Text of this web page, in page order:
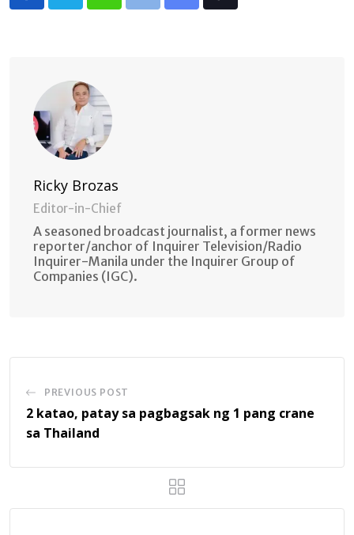
Whatsapp
Print
Share
Tiktok
Ricky Brozas
Editor-in-Chief
A seasoned broadcast journalist, a former news
reporter/anchor of Inquirer Television/Radio
Inquirer-Manila under the Inquirer Group of
Companies (IGC).
PREVIOUS POST
2 katao, patay sa pagbagsak ng 1 pang crane
sa Thailand